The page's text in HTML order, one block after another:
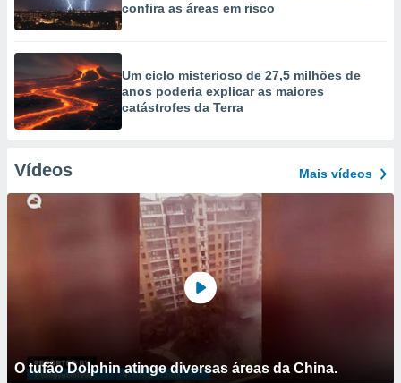
confira as áreas em risco
Um ciclo misterioso de 27,5 milhões de
anos poderia explicar as maiores
catástrofes da Terra
Vídeos Mais vídeos
O tufão Dolphin atinge diversas áreas da China.